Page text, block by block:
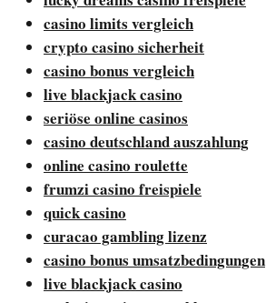
casino limits vergleich
crypto casino sicherheit
casino bonus vergleich
live blackjack casino
seriöse online casinos
casino deutschland auszahlung
online casino roulette
frumzi casino freispiele
quick casino
curacao gambling lizenz
casino bonus umsatzbedingungen
live blackjack casino